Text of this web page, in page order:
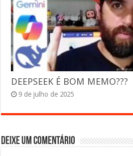
DEEPSEEK É BOM MEMO???
9 de julho de 2025
Deixe um comentário